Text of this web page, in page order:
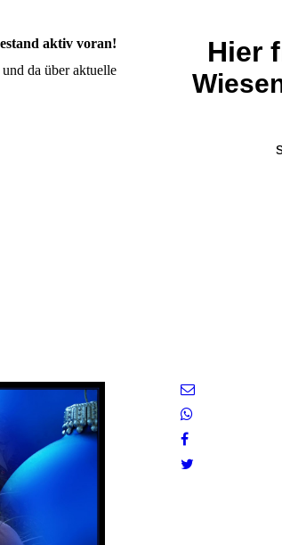
aktiv voran!
da über aktuelle
Hier